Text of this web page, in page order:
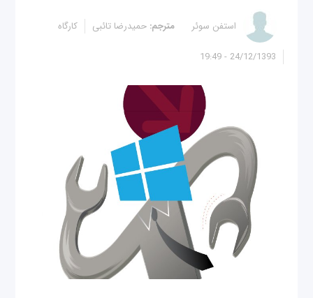
24/12/1393 - 19:49
استفن سوئر مترجم:حمیدرضا تائبی کارگاه